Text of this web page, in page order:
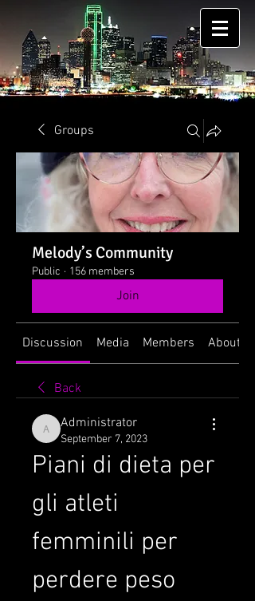
Groups
Melody’s Community
Public · 156 members
Join
Discussion Media Members About
Back
Administrator
Administrator
September 7, 2023
Piani di dieta per
gli atleti
femminili per
perdere peso